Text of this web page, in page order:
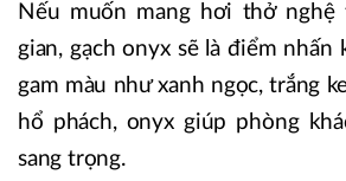
Nếu muốn mang hơi thở nghệ
gian, gạch onyx sẽ là điểm nhấn
gam màu như xanh ngọc, trắng
hổ phách, onyx giúp phòng
sang trọng.